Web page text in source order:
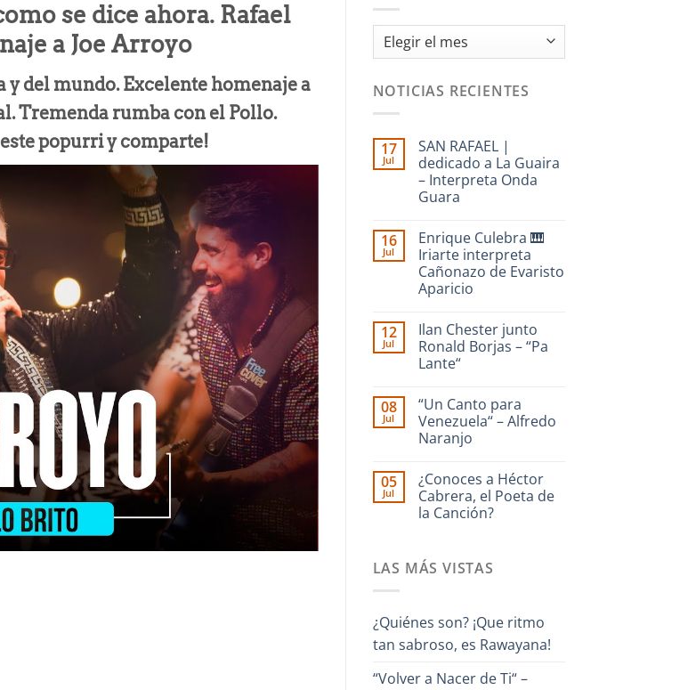
se dice ahora. Rafael
a Joe Arroyo
del mundo. Excelente homenaje a
Tremenda rumba con el Pollo.
popurri y comparte!
Archivos
NOTICIAS RECIENTES
17
Jul
SAN RAFAEL |
dedicado a La Guaira
– Interpreta Onda
Guara
comentarios
en
SAN
RAFAEL
|
dedicado
Guaira
–
Interpreta
Onda
16
Jul
Enrique Culebra 🎹
Iriarte interpreta
Cañonazo de Evaristo
Aparicio
comentarios
en
Enrique
Culebra
interpreta
Cañonazo
de
Evaristo
Aparicio
12
Jul
Ilan Chester junto
Ronald Borjas – “Pa
Lante“
comentarios
en
Ilan
Chester
Borjas
–
“Pa
Lante“
08
Jul
“Un Canto para
Venezuela“ – Alfredo
Naranjo
comentarios
en
“Un
Canto
Alfredo
Naranjo
05
Jul
¿Conoces a Héctor
Cabrera, el Poeta de
la Canción?
en
¿Conoces
el
Poeta
de
Canción?
LAS MÁS VISTAS
¿Quiénes son? ¡Que ritmo
tan sabroso, es Rawayana!
“Volver a Nacer de Ti“ –